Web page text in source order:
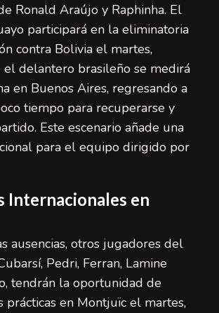
Ronald Araújo y Raphinha. El
participará en la eliminatoria
contra Bolivia el martes,
el delantero brasileño se medirá
en Buenos Aires, regresando a
tiempo para recuperarse y
Este escenario añade una
para el equipo dirigido por
Internacionales en
ausencias, otros jugadores del
Pedri, Ferran, Lamine
tendrán la oportunidad de
prácticas en Montjuïc el martes,